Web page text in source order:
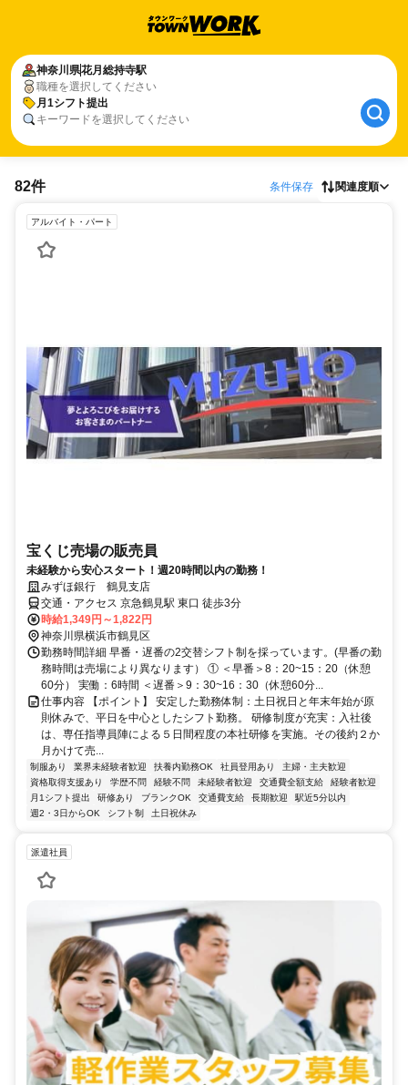
神奈川県花月総持寺駅
職種を選択してください
月1シフト提出
キーワードを選択してください
82件 条件保存 関連度順
アルバイト・パート
宝くじ売場の販売員
未経験から安心スタート！週20時間以内の勤務！
みずほ銀行 鶴見支店
交通・アクセス 京急鶴見駅 東口 徒歩3分
時給1,349円～1,822円
神奈川県横浜市鶴見区
勤務時間詳細 早番・遅番の2交替シフト制を採っています。(早番の勤
務時間は売場により異なります） ① ＜早番＞8：20~15：20（休憩
60分） 実働：6時間 ＜遅番＞9：30~16：30（休憩60分...
仕事内容 【ポイント】 安定した勤務体制：土日祝日と年末年始が原
則休みで、平日を中心としたシフト勤務。 研修制度が充実：入社後
は、専任指導員陣による５日間程度の本社研修を実施。その後約２か
月かけて売...
制服あり 業界未経験者歓迎 扶養内勤務OK 社員登用あり
主婦・主夫歓迎
資格取得支援あり
学歴不問 経験不問 未経験者歓迎 交通費全額支給
経験者歓迎
月1シフト提出
研修あり ブランクOK 交通費支給 長期歓迎
駅近5分以内
週2・3日からOK
シフト制 土日祝休み
派遣社員